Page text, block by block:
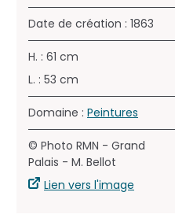
Date de création : 1863
H. : 61 cm
L. : 53 cm
Domaine : Peintures
© Photo RMN - Grand
Palais - M. Bellot
Lien vers l'image